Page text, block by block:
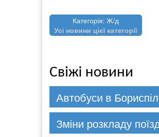
Категорія: Ж/д
Усі новини цієї категорії
Свіжі новини
Автобуси в
Зміни розкладу